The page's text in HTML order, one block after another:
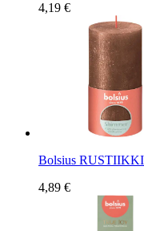
4,19 €
Bolsius RUSTIIKKI
4,89 €